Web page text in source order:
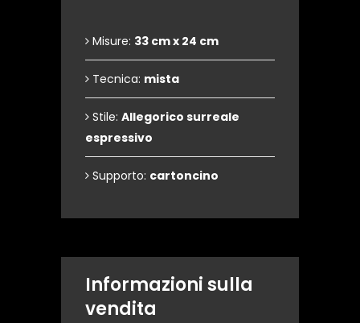
Misure: 33 cm x 24 cm
Tecnica: mista
Stile: Allegorico surreale
espressivo
Supporto: cartoncino
Informazioni sulla
vendita